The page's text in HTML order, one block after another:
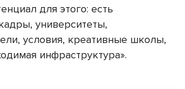
для этого: есть
университеты,
условия, креативные школы,
инфраструктура».